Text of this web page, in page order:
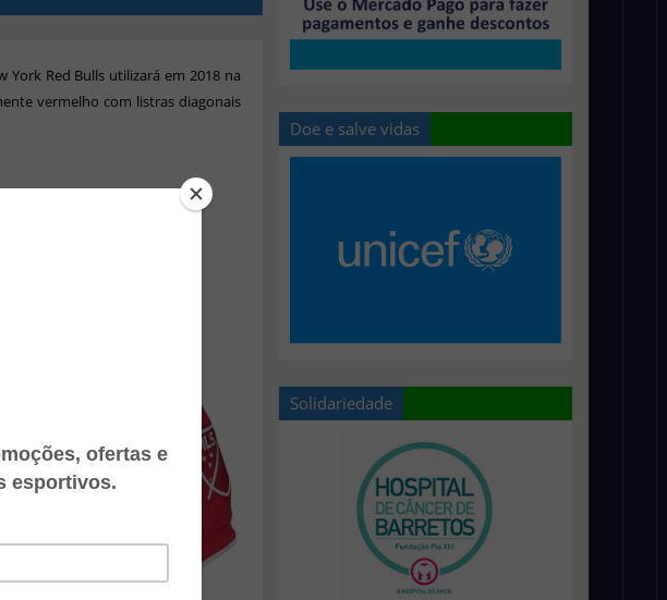
Red Bulls utilizará em 2018 na
vermelho com listras diagonais
Doe e salve vidas
Solidariedade